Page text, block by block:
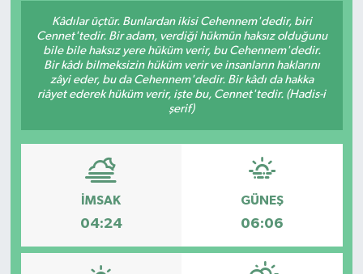
Kâdılar üçtür. Bunlardan ikisi Cehennem'dedir, biri
Cennet'tedir. Bir adam, verdiği hükmün haksız olduğunu
bile bile haksız yere hüküm verir, bu Cehennem'dedir.
Bir kâdı bilmeksizin hüküm verir ve insanların haklarını
zâyi eder, bu da Cehennem'dedir. Bir kâdı da hakka
riâyet ederek hüküm verir, işte bu, Cennet'tedir. (Hadis-i
şerif)
İMSAK
04:24
GÜNEŞ
06:06
Siyaset
Spor
Yaşam